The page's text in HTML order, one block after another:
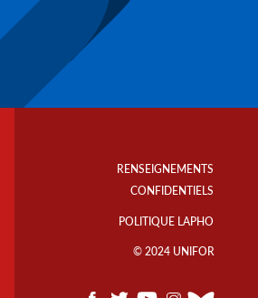
RENSEIGNEMENTS
CONFIDENTIELS
POLITIQUE LAPHO
© 2024 UNIFOR